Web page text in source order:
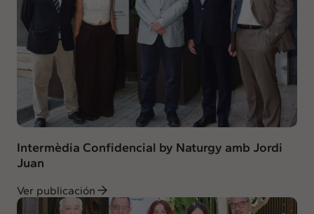
Intermèdia Confidencial by Naturgy amb Jordi
Juan
Ver publicación